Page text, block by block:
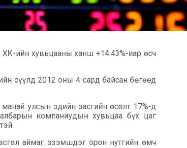
ийн хувьцааны ханш +14.43%-иар өсч
сүүлд 2012 оны 4 сард байсан бөгөөд
улсын эдийн засгийн өсөлт 17%-д
компаниудын хувьцаа бүх цаг
аймаг эзэмшдэг орон нутгийн өмч